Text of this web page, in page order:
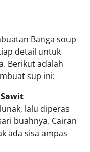
Banga soup
detail untuk
Berikut adalah
sup ini:
lalu diperas
buahnya. Cairan
ada sisa ampas